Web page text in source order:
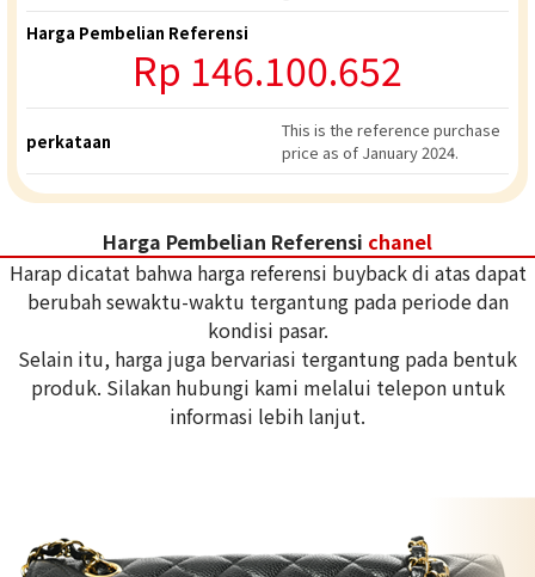
Harga Pembelian Referensi
Rp 146.100.652
perkataan
This is the reference purchase
price as of January 2024.
Harga Pembelian Referensi chanel
Harap dicatat bahwa harga referensi buyback di atas dapat
berubah sewaktu-waktu tergantung pada periode dan
kondisi pasar.
Selain itu, harga juga bervariasi tergantung pada bentuk
produk. Silakan hubungi kami melalui telepon untuk
informasi lebih lanjut.